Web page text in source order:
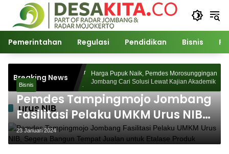
Langsung
konten
Pemerintahan Regulasi Pendidikan Bisnis
Breaking News
Watudakon
Blek Padati
Harga Pupuk Naik, Pemdes Morosunggingan
Jombang Cari Solusi Lewat Kajian Akademik
urus NIB
Bisnis
Pemdes Tampingmojo Jombang
Fasilitasi Pelaku UMKM Urus NIB,
Segera Bangun Tempat Jualan
untuk Etalase Produk
23 Januari 2024